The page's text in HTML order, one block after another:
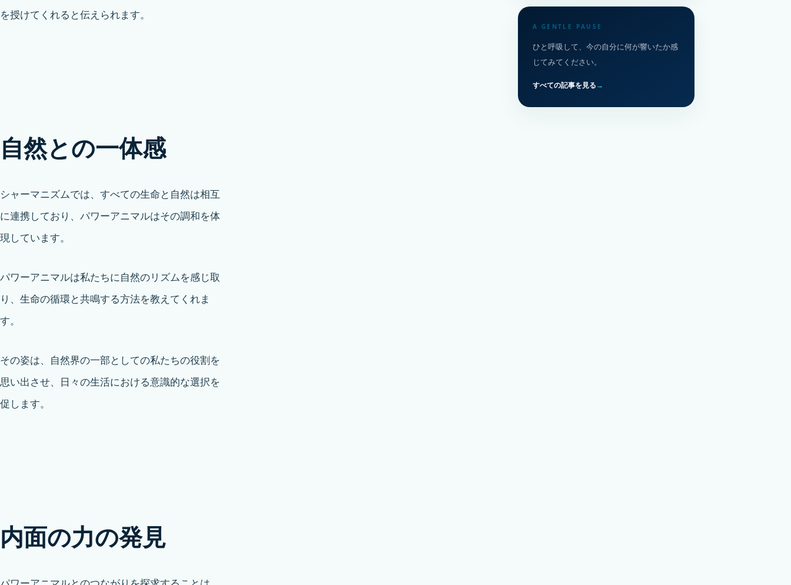
を授けてくれると伝えられます。
自然との一体感
シャーマニズムでは、すべての生命と自然は相互
に連携しており、パワーアニマルはその調和を体
現しています。
パワーアニマルは私たちに自然のリズムを感じ取
り、生命の循環と共鳴する方法を教えてくれま
す。
その姿は、自然界の一部としての私たちの役割を
思い出させ、日々の生活における意識的な選択を
促します。
内面の力の発見
A GENTLE PAUSE
ひと呼吸して、今の自分に何が響いたか感
じてみてください。
すべての記事を見る→